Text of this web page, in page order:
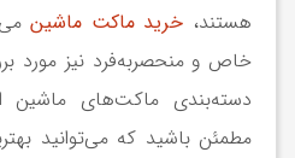
هستند، خرید ماکت ماشین
خاص و منحصربه‌فرد نیز مورد
دسته‌بندی ماکت‌های
مطمئن باشید که می‌توانید